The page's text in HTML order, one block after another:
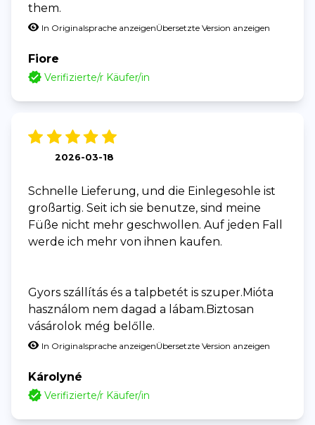
them.
In Originalsprache anzeigenÜbersetzte Version anzeigen
Fiore
Verifizierte/r Käufer/in
2026-03-18
Schnelle Lieferung, und die Einlegesohle ist
großartig. Seit ich sie benutze, sind meine
Füße nicht mehr geschwollen. Auf jeden Fall
werde ich mehr von ihnen kaufen.
Gyors szállítás és a talpbetét is szuper.Mióta
használom nem dagad a lábam.Biztosan
vásárolok még belőlle.
In Originalsprache anzeigenÜbersetzte Version anzeigen
Károlyné
Verifizierte/r Käufer/in